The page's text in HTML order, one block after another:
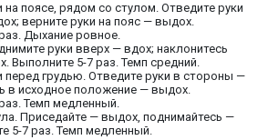
поясе, рядом со стулом. Отведите руки
верните руки на пояс — выдох.
Дыхание ровное.
руки вверх — вдох; наклонитесь
Выполните 5-7 раз. Темп средний.
перед грудью. Отведите руки в стороны —
в исходное положение — выдох.
Темп медленный.
Приседайте — выдох, поднимайтесь —
5-7 раз. Темп медленный.